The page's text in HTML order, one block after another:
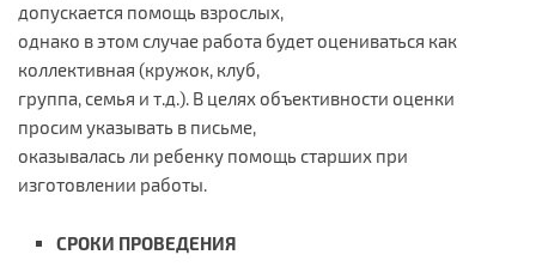
допускается помощь взрослых,
однако в этом случае работа будет оцениваться как
коллективная (кружок, клуб,
группа, семья и т.д.). В целях объективности оценки
просим указывать в письме,
оказывалась ли ребенку помощь старших при
изготовлении работы.
СРОКИ ПРОВЕДЕНИЯ